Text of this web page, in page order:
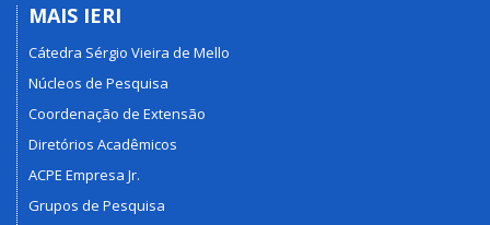
MAIS IERI
Cátedra Sérgio Vieira de Mello
Núcleos de Pesquisa
Coordenação de Extensão
Diretórios Acadêmicos
ACPE Empresa Jr.
Grupos de Pesquisa